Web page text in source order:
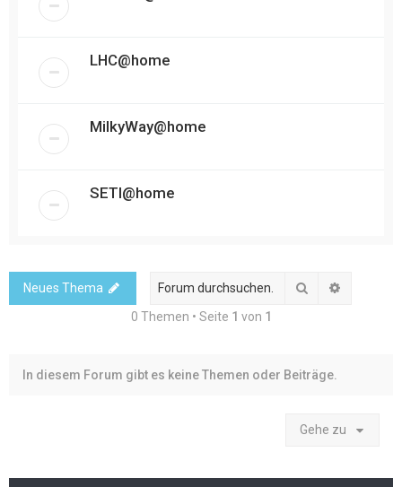
LHC@home
MilkyWay@home
SETI@home
Neues Thema Suche
0 Themen • Seite 1 von 1
In diesem Forum gibt es keine Themen oder Beiträge.
Gehe zu